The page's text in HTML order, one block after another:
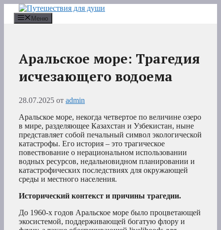
Перейти
содержимому
Меню
Аральское море: Трагедия
исчезающего водоема
28.07.2025 от admin
Аральское море, некогда четвертое по величине озеро
в мире, разделяющее Казахстан и Узбекистан, ныне
представляет собой печальный символ экологической
катастрофы. Его история – это трагическое
повествование о нерациональном использовании
водных ресурсов, недальновидном планировании и
катастрофических последствиях для окружающей
среды и местного населения.
Исторический контекст и причины трагедии.
До 1960-х годов Аральское море было процветающей
экосистемой, поддерживающей богатую флору и